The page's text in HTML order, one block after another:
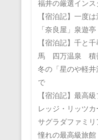
福井の厳選イン
【宿泊記】一度
「奈良屋」泉遊亭
【宿泊記】千と
馬 四万温泉 積
冬の「星のや軽
で
【宿泊記】最高
レッジ・リッツカ
サグラダファミ
憧れの最高級旅